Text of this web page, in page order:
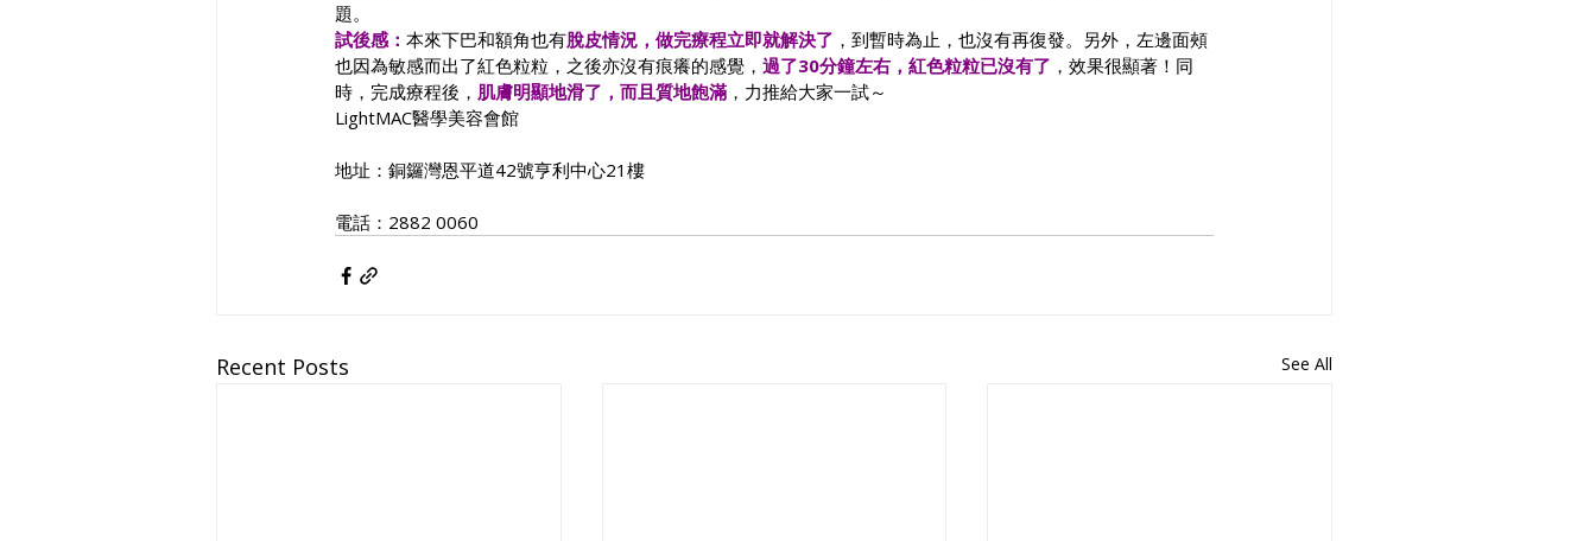
題。
試後感： 本來下巴和額角也有脫皮情況，做完療程立即就解決了 ，到暫時為止，也沒有再復發。另外，左邊面頰
也因為敏感而出了紅色粒粒，之後亦沒有痕癢的感覺， 過了30分鐘左右，紅色粒粒已沒有了 ，效果很顯著！同
時，完成療程後， 肌膚明顯地滑了，而且質地飽滿 ，力推給大家一試～
LightMAC醫學美容會館
地址：銅鑼灣恩平道42號亨利中心21樓
電話：2882 0060
Recent Posts See All